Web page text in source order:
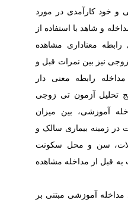
خود کارآمدی در مورد
و شاهد با استفاده از
معناداری مشاهده
نیز بین نمرات قبل و
رابطه معنی دار
تحلیل آزمون تی زوجی
آموزشی، بین میزان
زمینه بیماری سالک و
سن و محل سکونت
قبل از مداخله مشاهده
آموزشی مبتنی بر